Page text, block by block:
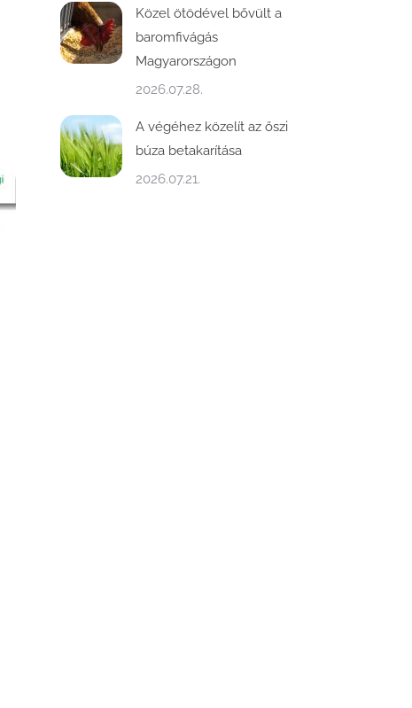
Közel ötödével bővült a
baromfivágás
Magyarországon
2026.07.28.
A végéhez közelít az őszi
búza betakarítása
2026.07.21.